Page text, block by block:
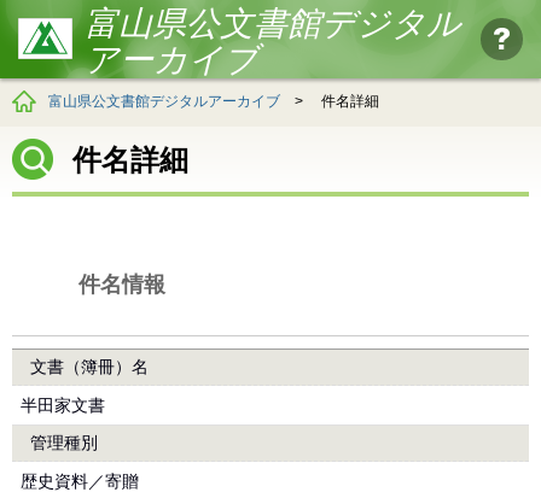
富山県公文書館デジタル
アーカイブ
富山県公文書館デジタルアーカイブ > 件名詳細
件名詳細
件名情報
文書（簿冊）名
半田家文書
管理種別
歴史資料／寄贈